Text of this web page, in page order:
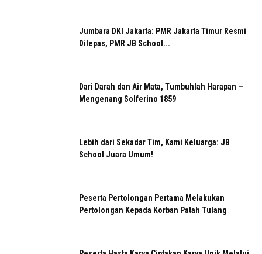
Jumbara DKI Jakarta: PMR Jakarta Timur Resmi
Dilepas, PMR JB School...
Dari Darah dan Air Mata, Tumbuhlah Harapan —
Mengenang Solferino 1859
Lebih dari Sekadar Tim, Kami Keluarga: JB
School Juara Umum!
Peserta Pertolongan Pertama Melakukan
Pertolongan Kepada Korban Patah Tulang